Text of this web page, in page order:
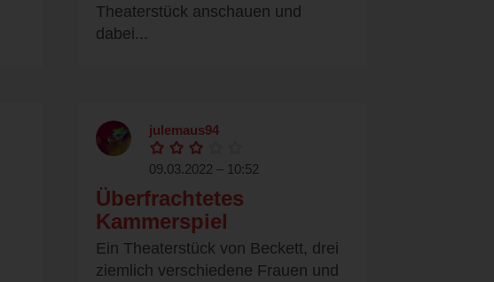
Theaterstück anschauen und
dabei...
julemaus94
09.03.2022 – 10:52
Überfrachtetes
Kammerspiel
Ein Theaterstück von Beckett, drei
ziemlich verschiedene Frauen und